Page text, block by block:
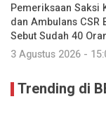
Pemeriksaan Saksi
dan Ambulans CSR
Sebut Sudah 40
3 Agustus 2026 -
Trending di